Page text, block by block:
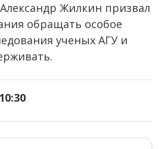
Жилкин призвал
обращать особое
ученых АГУ и